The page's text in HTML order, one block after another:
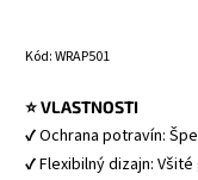
Kód:WRAP501
⭐ VLASTNOSTI
✔ Ochrana potravín:
✔ Flexibilný dizajn: